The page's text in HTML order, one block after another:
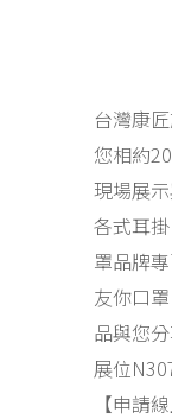
台灣康
您相約
現場展
各式耳
罩品牌
友你口
品與您
展位
【申請